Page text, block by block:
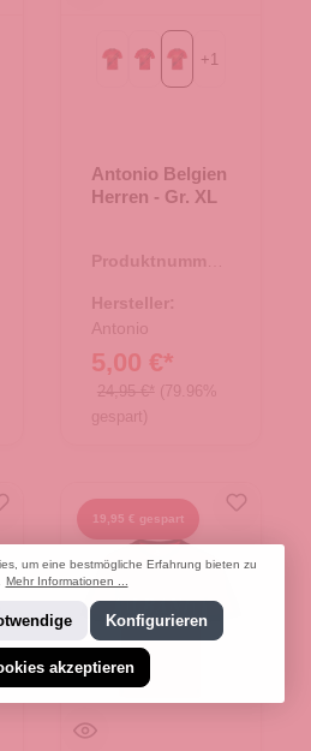
Gr. MGr. SGr. XL
+ 1
Antonio Belgien
Herren - Gr. XL
Produktnummer:
Hersteller:
Antonio
5,00 €*
24,95 €* (79.96%
gespart)
19,95 € gespart
um eine bestmögliche Erfahrung bieten zu
Mehr Informationen ...
Konfigurieren
akzeptieren